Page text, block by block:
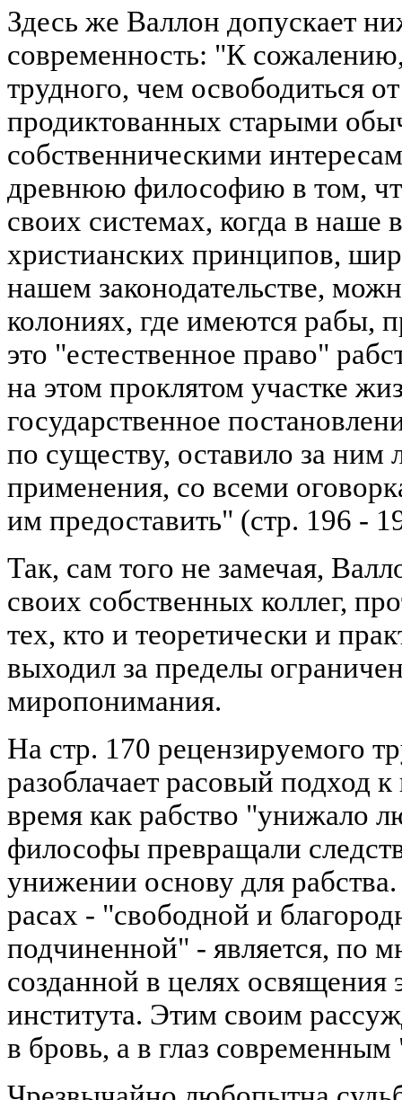
Здесь же Валлон допускает
современность: "К
трудного, чем освободиться
продиктованных старыми
собственническими
древнюю философию в том,
своих системах, когда в наше
христианских принципов,
нашем законодательстве,
колониях, где имеются рабы,
это "естественное право"
на этом проклятом участке
государственное
по существу, оставило за ним
применения, со всеми
им предоставить" (стр. 196 -
Так, сам того не замечая,
своих собственных коллег,
тех, кто и теоретически и
выходил за пределы
миропонимания.
На стр. 170 рецензируемого
разоблачает расовый подход
время как рабство "унижало
философы превращали
унижении основу для
расах - "свободной и
подчиненной" - является, по
созданной в целях освящения
института. Этим своим
в бровь, а в глаз